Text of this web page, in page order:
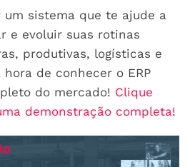
um sistema que te ajude a
e evoluir suas rotinas
produtivas, logísticas e
de conhecer o ERP
do mercado! Clique
demonstração completa!